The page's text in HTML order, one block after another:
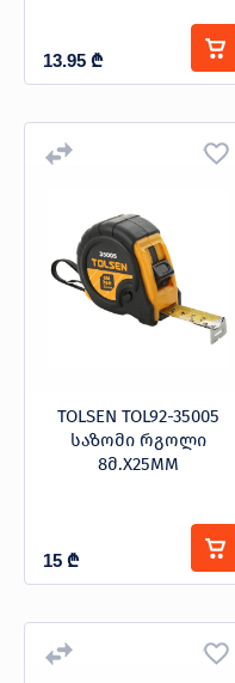
13.95 ₾
TOLSEN TOL92-35005
საზომი რგოლი
8მ.X25MM
15 ₾